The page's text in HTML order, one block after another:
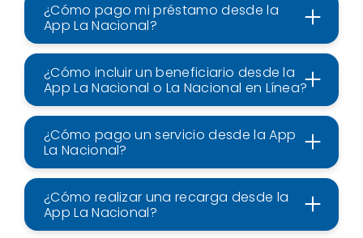
¿Cómo pago mi préstamo desde la
App La Nacional?
¿Cómo incluir un beneficiario desde la
App La Nacional o La Nacional en Línea?
¿Cómo pago un servicio desde la App
La Nacional?
¿Cómo realizar una recarga desde la
App La Nacional?